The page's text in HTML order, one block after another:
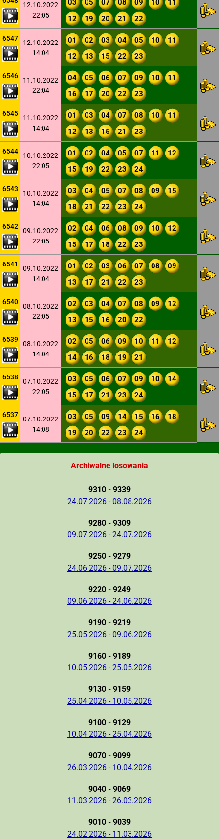
12.10.2022
22:05
03 05 07 08 09 10
11
12
19 20 21 22
6547
12.10.2022
14:04
01 02 03 04 05 10
11
12
13 15 22 23
6546
11.10.2022
22:04
04 05 06 07 09 10
11
16
17 20 22 23
6545
11.10.2022
14:04
01 03 04 07 08 10
11
12
13 15 21 23
6544
10.10.2022
22:05
01 02 04 05 07 11
12
15
19 22 23 24
6543
10.10.2022
14:04
03 04 05 07 08 09
15
18
21 22 23 24
6542
09.10.2022
22:05
02 04 06 08 09 10
12
15
17 18 22 23
6541
09.10.2022
14:04
01 02 03 06 07 08
09
13
17 21 22 23
6540
08.10.2022
22:05
02 03 04 07 08 09
12
13
15 16 20 22
6539
08.10.2022
14:04
02 05 06 09 10 11
12
14
16 18 19 21
6538
07.10.2022
22:05
03 05 06 07 09 10
14
15
17 21 23 24
6537
07.10.2022
14:08
03 05 09 14 15 16
18
19
20 22 23 24
Archiwalne losowania
9310 - 9339
24.07.2026 - 08.08.2026
9280 - 9309
09.07.2026 - 24.07.2026
9250 - 9279
24.06.2026 - 09.07.2026
9220 - 9249
09.06.2026 - 24.06.2026
9190 - 9219
25.05.2026 - 09.06.2026
9160 - 9189
10.05.2026 - 25.05.2026
9130 - 9159
25.04.2026 - 10.05.2026
9100 - 9129
10.04.2026 - 25.04.2026
9070 - 9099
26.03.2026 - 10.04.2026
9040 - 9069
11.03.2026 - 26.03.2026
9010 - 9039
24.02.2026 - 11.03.2026